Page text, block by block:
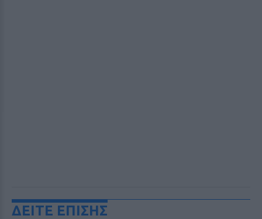
ΔΕΙΤΕ ΕΠΙΣΗΣ